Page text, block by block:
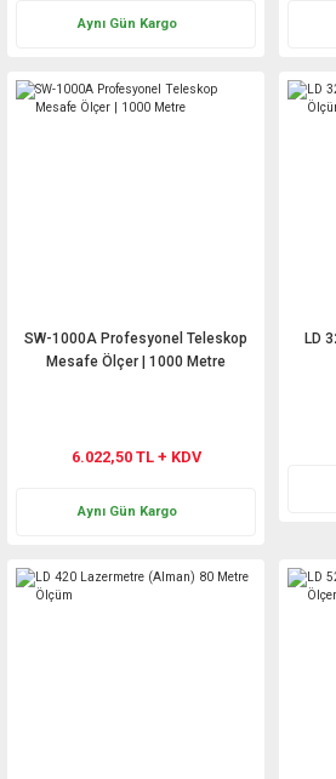
Aynı Gün Kargo
SW-1000A Profesyonel Teleskop
Mesafe Ölçer | 1000 Metre
6.022,50 TL + KDV
Aynı Gün Kargo
LD